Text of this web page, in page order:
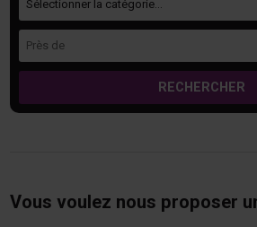
RECHERCHER
Vous voulez nous proposer